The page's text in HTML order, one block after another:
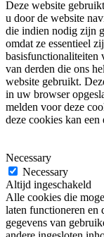
Deze website
u door de website
die indien nodig zijn
omdat ze essentieel
basisfunctionaliteiten
van derden die ons
website gebruikt.
in uw browser
melden voor deze
deze cookies kan
Necessary
Necessary
Altijd ingeschakeld
Alle cookies die
laten functioneren en
gegevens van